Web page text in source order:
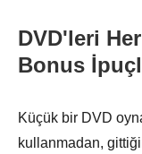
DVD'leri
Bonus
Küçük bir DVD
kullanmadan,